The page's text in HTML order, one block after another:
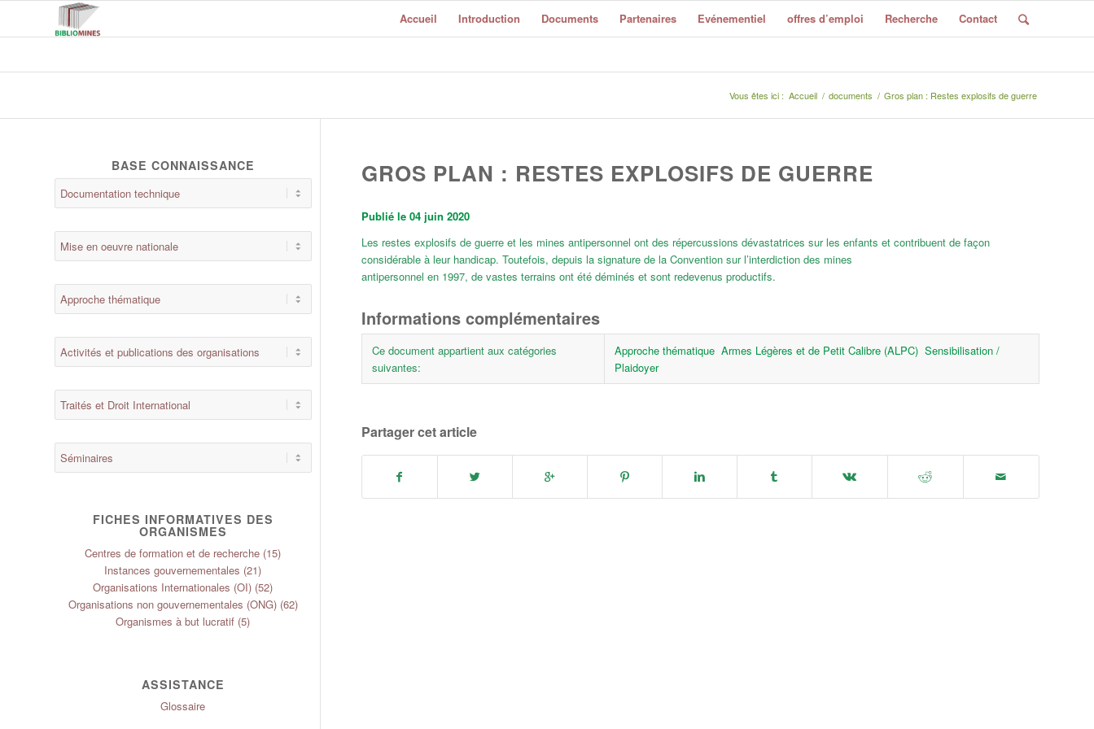
Accueil Introduction Documents Partenaires Evénementiel offres d’emploi Recherche Contact
Vous êtes ici : Accueil / documents / Gros plan : Restes explosifs de guerre
GROS PLAN : RESTES EXPLOSIFS DE GUERRE
Publié le 04 juin 2020
Les restes explosifs de guerre et les mines antipersonnel ont des répercussions dévastatrices sur les enfants et contribuent de façon
considérable à leur handicap. Toutefois, depuis la signature de la Convention sur l’interdiction des mines
antipersonnel en 1997, de vastes terrains ont été déminés et sont redevenus productifs.
Informations complémentaires
Ce document appartient aux catégories
suivantes:
Approche thématique Armes Légères et de Petit Calibre (ALPC) Sensibilisation /
Plaidoyer
Partager cet article
BASE CONNAISSANCE
FICHES INFORMATIVES DES
ORGANISMES
Centres de formation et de recherche (15)
Instances gouvernementales (21)
Organisations Internationales (OI) (52)
Organisations non gouvernementales (ONG)(62)
Organismes à but lucratif (5)
ASSISTANCE
Glossaire